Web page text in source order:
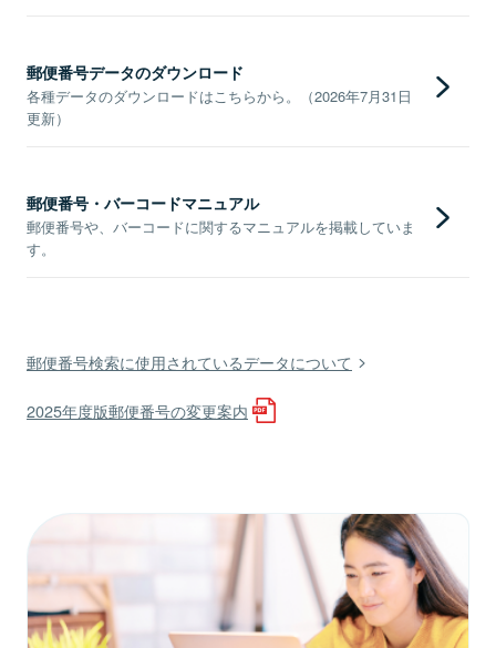
郵便番号データのダウンロード
各種データのダウンロードはこちらから。（2026年7月31日
更新）
郵便番号・バーコードマニュアル
郵便番号や、バーコードに関するマニュアルを掲載していま
す。
郵便番号検索に使用されているデータについて
2025年度版郵便番号の変更案内